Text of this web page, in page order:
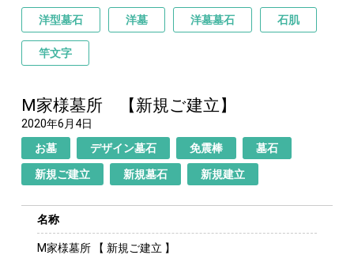
洋型墓石 洋墓 洋墓墓石 石肌
竿文字
M家様墓所 【新規ご建立】
2020年6月4日
お墓
デザイン墓石 免震棒 墓石
新規ご建立 新規墓石 新規建立
名称
M家様墓所 【 新規ご建立 】